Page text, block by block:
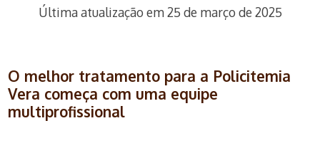
Última atualização em 25 de março de 2025
O melhor tratamento para a Policitemia
Vera começa com uma equipe
multiprofissional